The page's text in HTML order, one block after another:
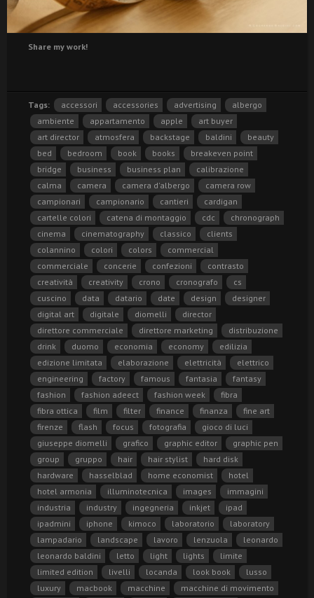
Share my work!
Tags: accessori accessories advertising
albergo
ambiente
appartamento apple
art buyer
art director
atmosfera backstage baldini
beauty
bed
bedroom book books
breakeven point
bridge
business business plan
calibrazione
calma
camera camera d'albergo
camera row
campionari
campionario cantieri
cardigan
cartelle colori
catena di montaggio cdc
chronograph
cinema
cinematography classico
clients
colannino
colori colors
commercial
commerciale
concerie confezioni
contrasto
creatività
creativity crono cronografo
cs
cuscino
data datario date design
designer
digital art
digitale diomelli
director
direttore commerciale
direttore marketing
distribuzione
drink
duomo economia economy
edilizia
edizione limitata
elaborazione elettricità
elettrico
engineering
factory famous fantasia
fantasy
fashion
fashion adeect fashion week
fibra
fibra ottica
film filter finance finanza
fine art
firenze
flash focus fotografia
gioco di luci
giuseppe diomelli
grafico graphic editor
graphic pen
group
gruppo hair hair stylist
hard disk
hardware
hasselblad home economist
hotel
hotel armonia
illuminotecnica images
immagini
industria
industry ingegneria inkjet
ipad
ipadmini
iphone kimoco laboratorio
laboratory
lampadario
landscape lavoro lenzuola
leonardo
leonardo baldini
letto light lights
limite
limited edition
livelli locanda look book
lusso
luxury
macbook macchine
macchine di movimento